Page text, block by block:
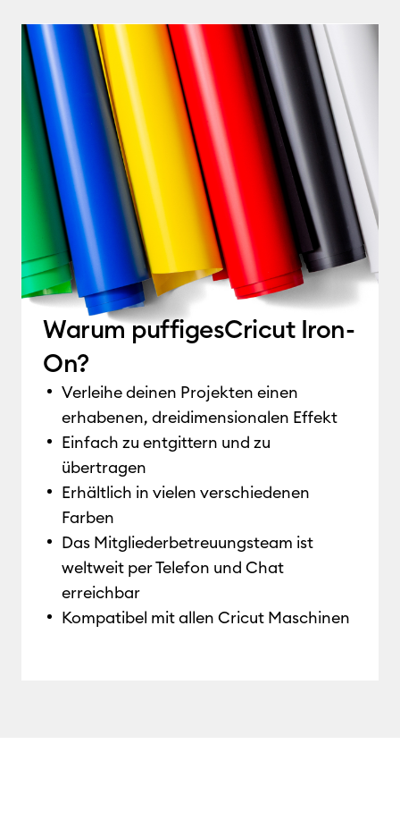
Warum puffigesCricut Iron-
On?
Verleihe deinen Projekten einen
erhabenen, dreidimensionalen Effekt
Einfach zu entgittern und zu
übertragen
Erhältlich in vielen verschiedenen
Farben
Das Mitgliederbetreuungsteam ist
weltweit per Telefon und Chat
erreichbar
Kompatibel mit allen Cricut Maschinen